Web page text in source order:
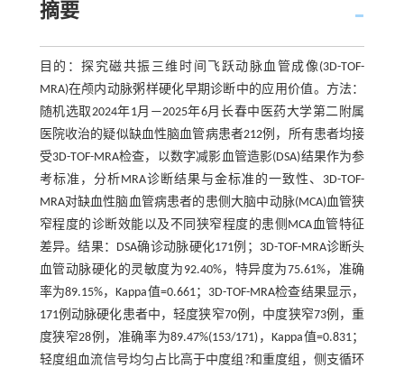
摘要
目的：探究磁共振三维时间飞跃动脉血管成像(3D-TOF-
MRA)在颅内动脉粥样硬化早期诊断中的应用价值。方法：
随机选取2024年1月—2025年6月长春中医药大学第二附属
医院收治的疑似缺血性脑血管病患者212例，所有患者均接
受3D-TOF-MRA检查，以数字减影血管造影(DSA)结果作为参
考标准，分析MRA诊断结果与金标准的一致性、3D-TOF-
MRA对缺血性脑血管病患者的患侧大脑中动脉(MCA)血管狭
窄程度的诊断效能以及不同狭窄程度的患侧MCA血管特征
差异。结果：DSA确诊动脉硬化171例；3D-TOF-MRA诊断头
血管动脉硬化的灵敏度为92.40%，特异度为75.61%，准确
率为89.15%，Kappa值=0.661；3D-TOF-MRA检查结果显示，
171例动脉硬化患者中，轻度狭窄70例，中度狭窄73例，重
度狭窄28例，准确率为89.47%(153/171)，Kappa值=0.831；
轻度组血流信号均匀占比高于中度组?和重度组，侧支循环